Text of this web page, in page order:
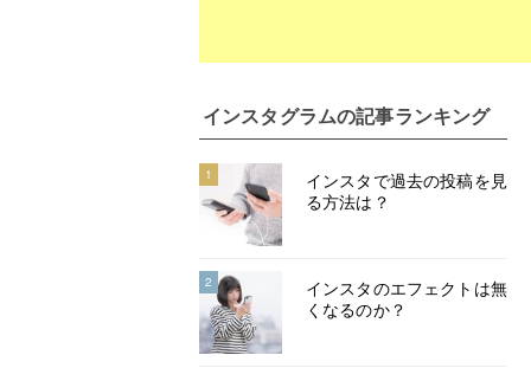
インスタグラムの記事ランキング
1
インスタで過去の投稿を見
る方法は？
2
インスタのエフェクトは無
くなるのか？